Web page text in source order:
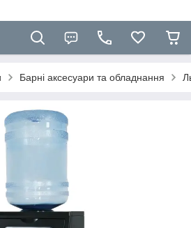
Барні аксесуари та обладнання